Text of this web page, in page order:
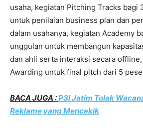
usaha, kegiatan Pitching Tracks
untuk penilaian business plan dan
dalam usahanya, kegiatan Academy
unggulan untuk membangun
dan ahli serta interaksi secara
Awarding untuk final pitch dari 5
BACA JUGA :P3I Jatim Tolak
Reklame yang Mencekik